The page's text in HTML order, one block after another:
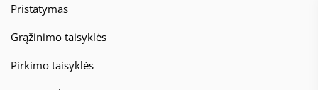
Pristatymas
Grąžinimo taisyklės
Pirkimo taisyklės